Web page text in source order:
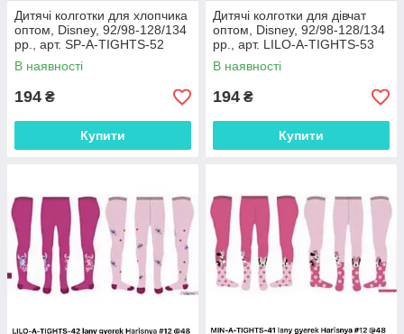
Дитячі колготки для хлопчика
оптом, Disney, 92/98-128/134
рр., арт. SP-A-TIGHTS-52
В наявності
194 ₴
Купити
Дитячі колготки для дівчат
оптом, Disney, 92/98-128/134
рр., арт. LILO-A-TIGHTS-53
В наявності
194 ₴
Купити